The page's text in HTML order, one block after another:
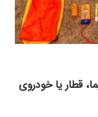
قطار یا خودروی